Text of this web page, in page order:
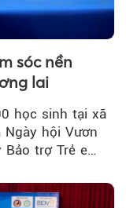
sóc nền
lai
học sinh tại xã
hội Vươn
trợ Trẻ em